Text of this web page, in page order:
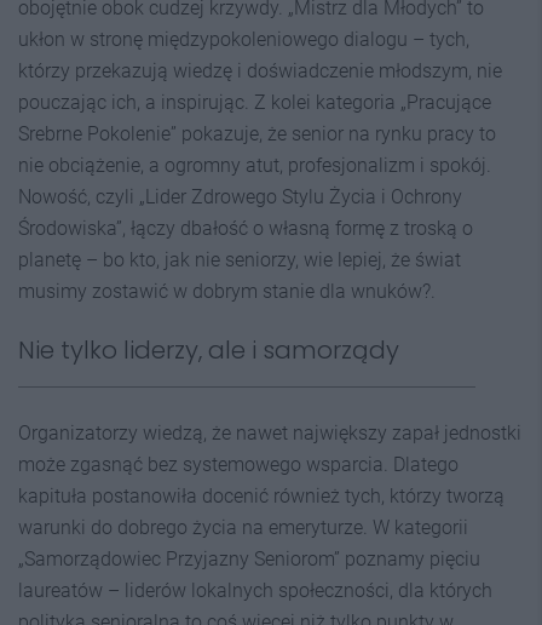
obojętnie obok cudzej krzywdy. „Mistrz dla Młodych” to
ukłon w stronę międzypokoleniowego dialogu – tych,
którzy przekazują wiedzę i doświadczenie młodszym, nie
pouczając ich, a inspirując. Z kolei kategoria „Pracujące
Srebrne Pokolenie” pokazuje, że senior na rynku pracy to
nie obciążenie, a ogromny atut, profesjonalizm i spokój.
Nowość, czyli „Lider Zdrowego Stylu Życia i Ochrony
Środowiska”, łączy dbałość o własną formę z troską o
planetę – bo kto, jak nie seniorzy, wie lepiej, że świat
musimy zostawić w dobrym stanie dla wnuków?.
Nie tylko liderzy, ale i samorządy
Organizatorzy wiedzą, że nawet największy zapał jednostki
może zgasnąć bez systemowego wsparcia. Dlatego
kapituła postanowiła docenić również tych, którzy tworzą
warunki do dobrego życia na emeryturze. W kategorii
„Samorządowiec Przyjazny Seniorom” poznamy pięciu
laureatów – liderów lokalnych społeczności, dla których